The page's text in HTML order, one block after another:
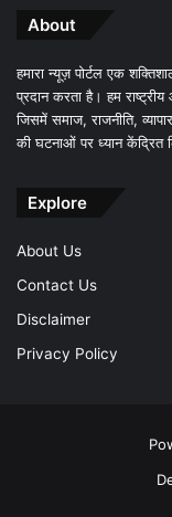
About
हमारा न्यूज़ पोर्टल एक
प्रदान करता है। हम
जिसमें समाज, राजनीति,
की घटनाओं पर ध्यान केंद्रित
Explore
About Us
Contact Us
Disclaimer
Privacy Policy